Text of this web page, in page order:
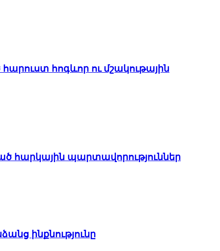
հոգևոր ու մշակութային
հարկային պարտավորություններ
ինքնությունը